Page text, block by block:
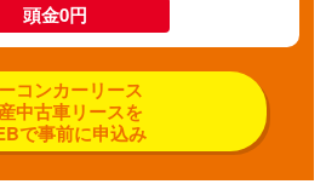
頭金0円
コンカーリース
中古車リースを
で事前に申込み